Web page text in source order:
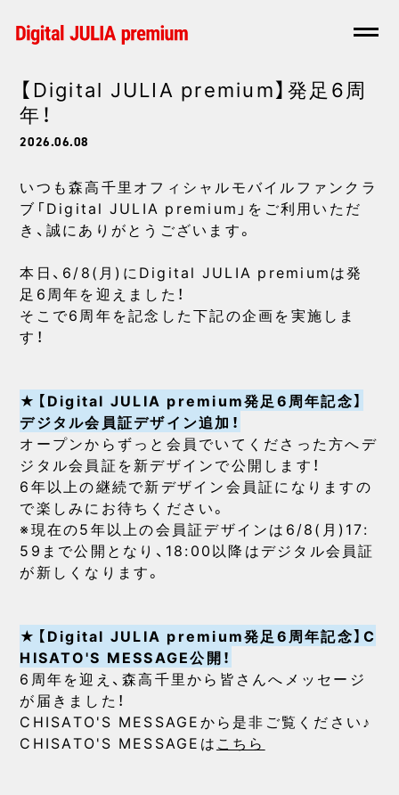
【Digital JULIA premium】発足6周
年！
2026.06.08
いつも森高千里オフィシャルモバイルファンクラ
ブ「Digital JULIA premium」をご利用いただ
き、誠にありがとうございます。
本日、6/8(月)にDigital JULIA premiumは発
足6周年を迎えました！
そこで6周年を記念した下記の企画を実施しま
す！
★【Digital JULIA premium発足6周年記念】
デジタル会員証デザイン追加！
オープンからずっと会員でいてくださった方へデ
ジタル会員証を新デザインで公開します！
6年以上の継続で新デザイン会員証になりますの
で楽しみにお待ちください。
※現在の5年以上の会員証デザインは6/8(月)17:
59まで公開となり、18:00以降はデジタル会員証
が新しくなります。
★【Digital JULIA premium発足6周年記念】C
HISATO'S MESSAGE公開！
6周年を迎え、森高千里から皆さんへメッセージ
が届きました！
CHISATO'S MESSAGEから是非ご覧ください♪
CHISATO'S MESSAGEは こちら